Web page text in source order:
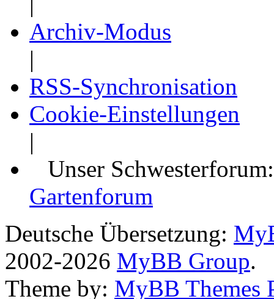
Archiv-Modus
|
RSS-Synchronisation
Cookie-Einstellungen
|
Unser
Gartenforum
Deutsche Übersetzung:
2002-2026 MyBB Group.
Theme by: MyBB Themes